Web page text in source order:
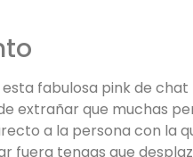
fabulosa pink de
extrañar que muchas
a la persona con la
fuera tengas que